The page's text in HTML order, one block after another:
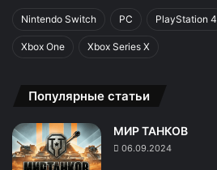
Nintendo Switch PC PlayStation 4
Xbox One Xbox Series X
Популярные статьи
МИР ТАНКОВ
06.09.2024